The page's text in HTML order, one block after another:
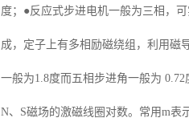
度；●反应式步进电机一般为三相，
成，定子上有多相励磁绕组，利用磁
一般为1.8度而五相步进角一般为
N、S磁场的激磁线圈对数。常用m表